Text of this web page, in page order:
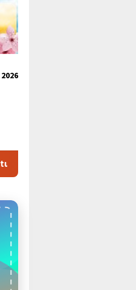
Tower PT Gihon di